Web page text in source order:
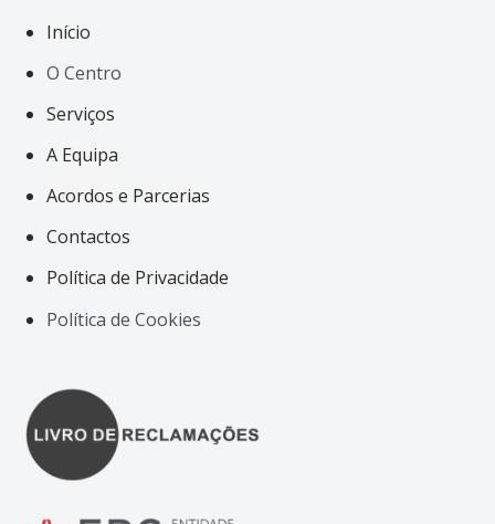
Início
O Centro
Serviços
A Equipa
Acordos e Parcerias
Contactos
Política de Privacidade
Política de Cookies